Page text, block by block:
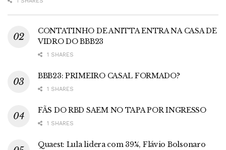
CONTATINHO DE ANITTA ENTRA NA CASA DE
VIDRO DO BBB23
1 SHARES
BBB23: PRIMEIRO CASAL FORMADO?
1 SHARES
FÃS DO RBD SAEM NO TAPA POR INGRESSO
1 SHARES
Quaest: Lula lidera com 39%, Flávio Bolsonaro